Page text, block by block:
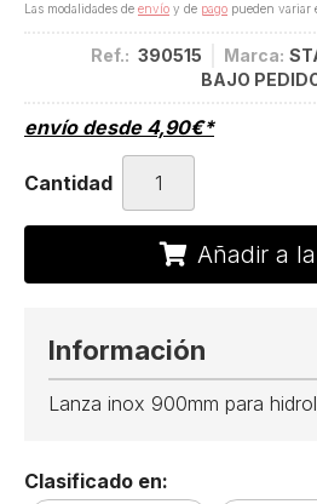
Las modalidades de envío y de pago pueden variar
Ref.: 390515 Marca:
BAJO
envío desde 4,90€*
Cantidad
Añadir a
Información
Lanza inox 900mm para
Clasificado en: